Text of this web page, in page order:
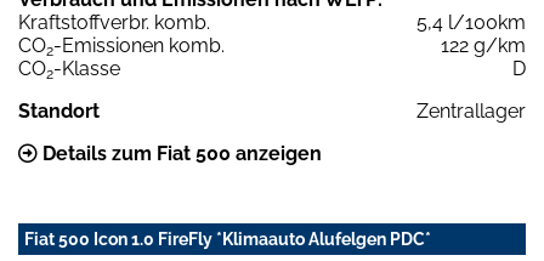
Kraftstoffverbr. komb.
5,4 l/100km
CO2-Emissionen komb.
122 g/km
CO2-Klasse
D
Standort
Zentrallager
Details zum Fiat 500 anzeigen
Fiat 500 Icon 1.0 FireFly *Klimaauto Alufelgen PDC*